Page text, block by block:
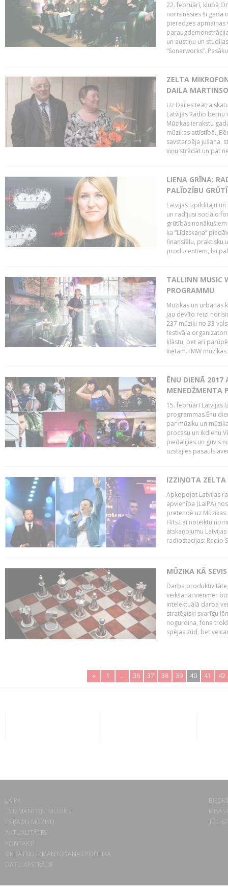
22. februārī, klubā
norisināsies šī gada
pieredzes apmaiņas
un austiņu un
“Sonarworks”.
ZELTA
DAILA
Uz Dailes teātra
Latvijas Radio
Mūzikas ierakstu
mūzikas
savstarpēja jušana,
viņu strādāt un pat
LIENA GRĪNA:
PALĪDZĪBU
Latvijas Izpildītāju
un radījusi sociālo
grūtībās
ka “Līdzskaņa”
finansiālu, praktisku
producentiem, lai
TALLINN MUSIC
PROGRAMMU
Mūzikas un urbānās
jau devīto reizi
237 mūziķi no 33
festivāla
klāstu, bet arī
vietām.TMW
ĒNU DIENĀ 2017
MENEDŽMENTA
15. februārī Latvijas
programmas Ēnu
par mūziku un
procesu un
piedalījies un guvis
uzstājies
IZZIŅOTA ZELTA
Apkopojot Latvijas
apvienība (LaIPA)
pretendē uz
Hits.Lai noteiktu
atskaņojumu
radiostacijas: Radio
MŪZIKA KĀ
Darba
veikšanai vienmēr
intelektuālā darba
stratēģiski svarīgu
nogurdina, fona
spējas zūd, bet
« 1 .. 36 37 38 39 40 41 42
LAIPA
ES IZMANTOJU MŪZIKU
ES RADU MŪZIKU
AKTUALITĀTES
KONTAKTI
SĪKDATŅU IZMANTOŠANAS POLITIKA
DATU APSTRĀDE
TEL.